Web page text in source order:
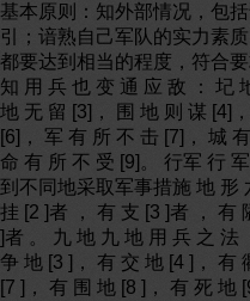
基本原则：知外部情况，包
引；谙熟自己军队的实力素
都要达到相当的程度，符合
知 用 兵 也 变 通 应 敌 ： 圮
地 无 留 [3]， 围 地 则 谋 [4]
[6]， 军 有 所 不 击 [7]， 城
命 有 所 不 受 [9]。 行军 行
到不同地采取军事措施 地 形
挂 [2 ]者 ， 有 支 [3 ]者 ， 有
]者 。 九 地 九 地 用 兵 之 法
争 地 [3 ]， 有 交 地 [4 ]， 有
[7 ]， 有 围 地 [8 ]， 有 死 地